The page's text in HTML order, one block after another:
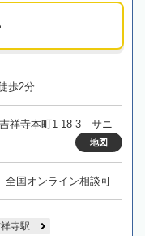
歩2分
祥寺本町1-18-3 サニ
地図
全国オンライン相談可
寺駅